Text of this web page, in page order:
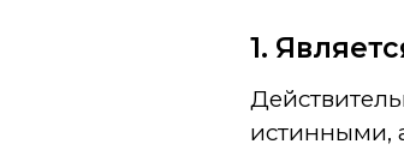
1.
истинными,